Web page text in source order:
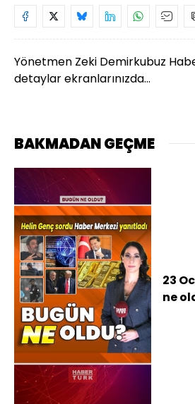
Yönetmen Zeki Demirkubuz
detaylar ekranlarınızda...
BAKMADAN GEÇME
23
ne